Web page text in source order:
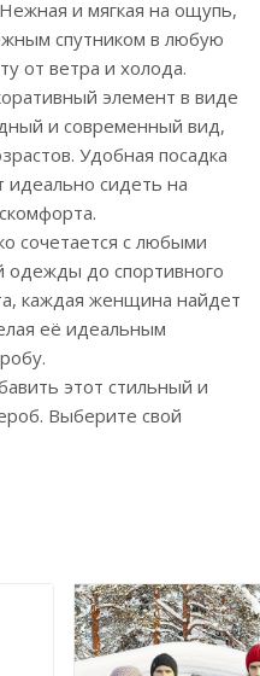
и мягкая на ощупь,
спутником в любую
от ветра и холода.
элемент в виде
и современный вид,
Удобная посадка
идеально сидеть на
сочетается с любыми
до спортивного
каждая женщина найдет
её идеальным
этот стильный и
Выберите свой